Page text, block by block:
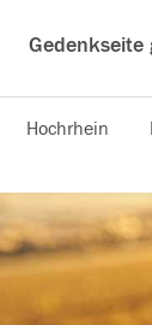
Gedenkseite
Hochrhein